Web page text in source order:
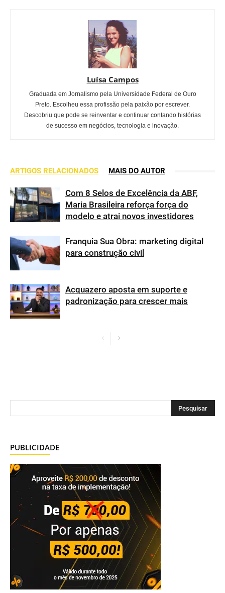
Luísa Campos
Graduada em Jornalismo pela Universidade Federal de Ouro
Preto. Escolheu essa profissão pela paixão por escrever.
Descobriu que pode se reinventar e continuar contando histórias
de sucesso em negócios, tecnologia e inovação.
ARTIGOS RELACIONADOS MAIS DO AUTOR
Com 8 Selos de Excelência da ABF,
Maria Brasileira reforça força do
modelo e atrai novos investidores
Franquia Sua Obra: marketing digital
para construção civil
Acquazero aposta em suporte e
padronização para crescer mais
PUBLICIDADE